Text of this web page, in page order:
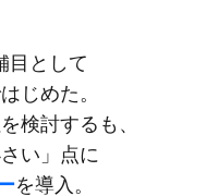
目として​
じめた。​
検討するも、​
い」点に​
を​導入。​